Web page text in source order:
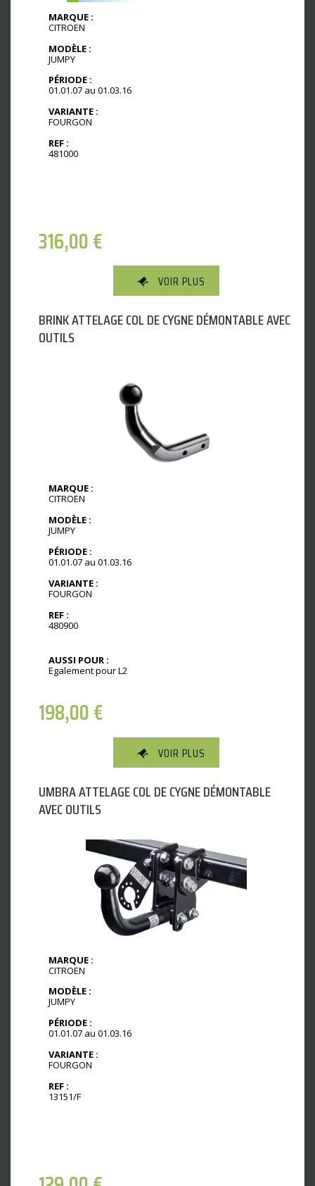
MARQUE :
CITROEN
MODÈLE :
JUMPY
PÉRIODE :
01.01.07 au 01.03.16
VARIANTE :
FOURGON
REF :
481000
316,00€
VOIR PLUS
BRINK ATTELAGE COL DE CYGNE DÉMONTABLE AVEC
OUTILS
MARQUE :
CITROEN
MODÈLE :
JUMPY
PÉRIODE :
01.01.07 au 01.03.16
VARIANTE :
FOURGON
REF :
480900
AUSSI POUR :
Egalement pour L2
198,00€
VOIR PLUS
UMBRA ATTELAGE COL DE CYGNE DÉMONTABLE
AVEC OUTILS
MARQUE :
CITROEN
MODÈLE :
JUMPY
PÉRIODE :
01.01.07 au 01.03.16
VARIANTE :
FOURGON
REF :
13151/F